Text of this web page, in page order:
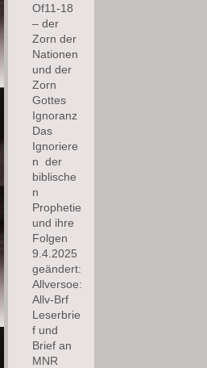
Of11-18
– der
Zorn der
Nationen
und der
Zorn
Gottes
Ignoranz
Das
Ignoriere
n der
biblische
n
Prophetie
und ihre
Folgen
9.4.2025
geändert:
Allversoe:
Allv-Brf
Leserbrie
f und
Brief an
MNR